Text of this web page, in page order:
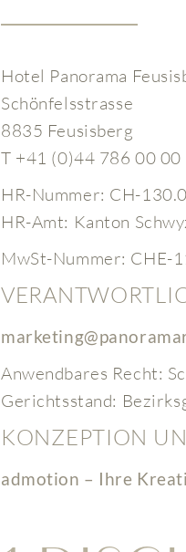
Hotel Panorama
Schönfelsstrasse
8835 Feusisberg
T +41 (0)44 786 00 00
HR-Nummer: CH-
HR-Amt: Kanton
MwSt-Nummer: CHE-
Anwendbares Recht:
Gerichtsstand:
KONZEPTION
admotion – Ihre